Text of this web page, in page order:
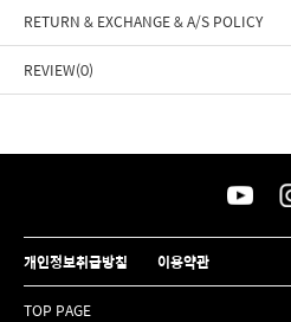
RETURN & EXCHANGE & A/S POLICY
REVIEW(0)
개인정보취급방침 이용약관
TOP PAGE